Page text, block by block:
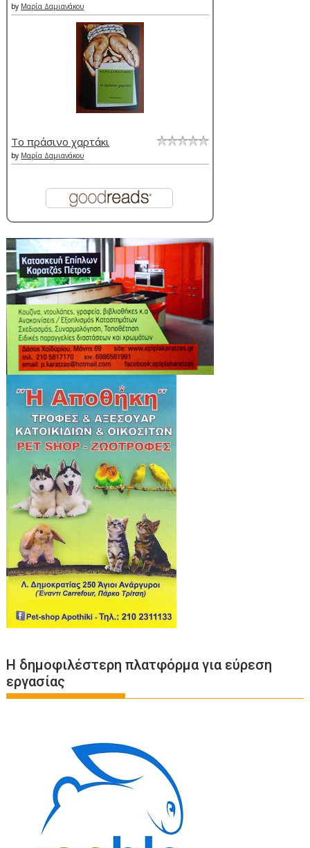
by Μαρία Δαμιανάκου
Το πράσινο χαρτάκι
by Μαρία Δαμιανάκου
Η δημοφιλέστερη πλατφόρμα για εύρεση
εργασίας